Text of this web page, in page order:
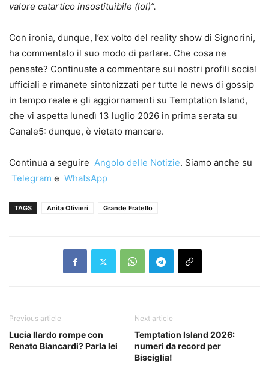
valore catartico insostituibile (lol)”.
Con ironia, dunque, l’ex volto del reality show di Signorini,
ha commentato il suo modo di parlare. Che cosa ne
pensate? Continuate a commentare sui nostri profili social
ufficiali e rimanete sintonizzati per tutte le news di gossip
in tempo reale e gli aggiornamenti su Temptation Island,
che vi aspetta lunedì 13 luglio 2026 in prima serata su
Canale5: dunque, è vietato mancare.
Continua a seguire Angolo delle Notizie. Siamo anche su
Telegram e WhatsApp
TAGS Anita Olivieri Grande Fratello
Previous article
Lucia Ilardo rompe con
Renato Biancardi? Parla lei
Next article
Temptation Island 2026:
numeri da record per
Bisciglia!